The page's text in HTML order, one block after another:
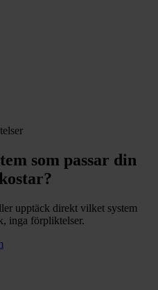
som passar din
upptäck direkt vilket system
inga förpliktelser.